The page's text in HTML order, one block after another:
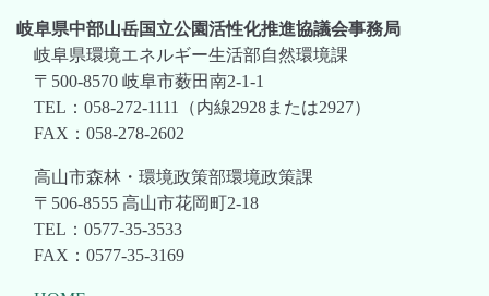
岐阜県中部山岳国立公園活性化推進協議会事務局
岐阜県環境エネルギー生活部自然環境課
〒500-8570 岐阜市薮田南2-1-1
TEL：058-272-1111（内線2928または2927）
FAX：058-278-2602
高山市森林・環境政策部環境政策課
〒506-8555 高山市花岡町2-18
TEL：0577-35-3533
FAX：0577-35-3169